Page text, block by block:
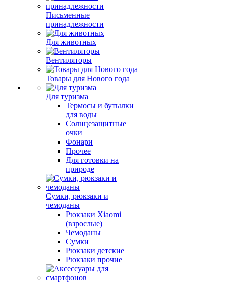
Письменные
принадлежности
Для животных
Вентиляторы
Товары для Нового года
Для туризма
Термосы и бутылки
для воды
Солнцезащитные
очки
Фонари
Прочее
Для готовки на
природе
Сумки, рюкзаки и
чемоданы
Рюкзаки Xiaomi
(взрослые)
Чемоданы
Сумки
Рюкзаки детские
Рюкзаки прочие